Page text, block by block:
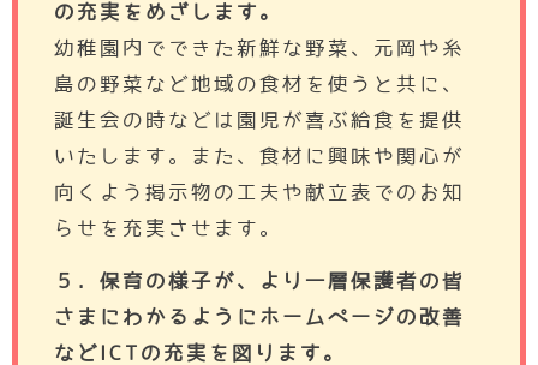
の充実をめざします。
幼稚園内でできた新鮮な野菜、元岡や糸
島の野菜など地域の食材を使うと共に、
誕生会の時などは園児が喜ぶ給食を提供
いたします。また、食材に興味や関心が
向くよう掲示物の工夫や献立表でのお知
らせを充実させます。
５．保育の様子が、より一層保護者の皆
さまにわかるようにホームページの改善
などICTの充実を図ります。